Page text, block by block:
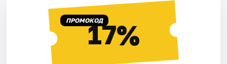
ПРОМОКОД17%